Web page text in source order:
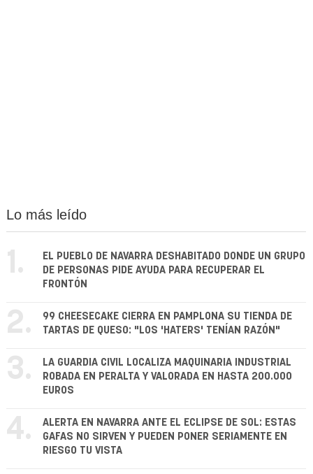
Lo más leído
1.
EL PUEBLO DE NAVARRA DESHABITADO DONDE UN GRUPO
DE PERSONAS PIDE AYUDA PARA RECUPERAR EL
FRONTÓN
2.
99 CHEESECAKE CIERRA EN PAMPLONA SU TIENDA DE
TARTAS DE QUESO: "LOS 'HATERS' TENÍAN RAZÓN"
3.
LA GUARDIA CIVIL LOCALIZA MAQUINARIA INDUSTRIAL
ROBADA EN PERALTA Y VALORADA EN HASTA 200.000
EUROS
4.
ALERTA EN NAVARRA ANTE EL ECLIPSE DE SOL: ESTAS
GAFAS NO SIRVEN Y PUEDEN PONER SERIAMENTE EN
RIESGO TU VISTA